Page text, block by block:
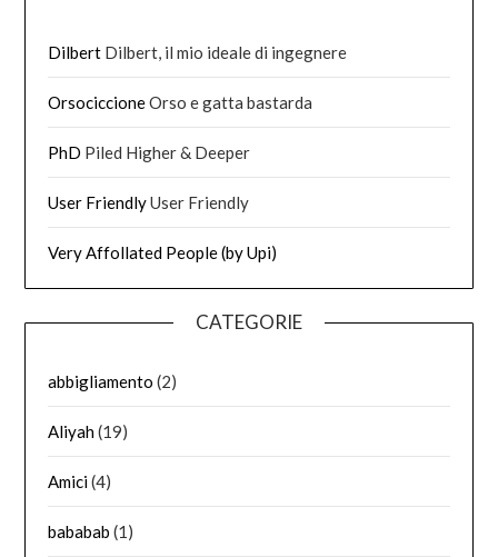
Dilbert Dilbert, il mio ideale di ingegnere
OrsociccioneOrso e gatta bastarda
PhD Piled Higher & Deeper
User FriendlyUser Friendly
Very Affollated People (by Upi)
CATEGORIE
abbigliamento (2)
Aliyah(19)
Amici(4)
bababab (1)